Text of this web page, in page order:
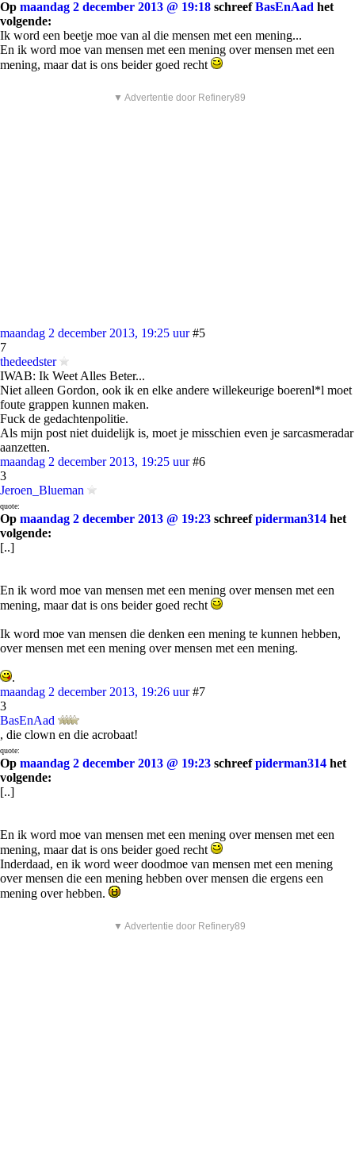
Op maandag 2 december 2013 @ 19:18 schreefBasEnAad het
volgende:
Ik word een beetje moe van al die mensen met een mening...
En ik word moe van mensen met een mening over mensen met een
mening, maar dat is ons beider goed recht
▼ Advertentie door Refinery89
maandag 2 december 2013, 19:25 uur #5
7
thedeedster
IWAB: Ik Weet Alles Beter...
Niet alleen Gordon, ook ik en elke andere willekeurige boerenl*l moet
foute grappen kunnen maken.
Fuck de gedachtenpolitie.
Als mijn post niet duidelijk is, moet je misschien even je sarcasmeradar
aanzetten.
maandag 2 december 2013, 19:25 uur #6
3
Jeroen_Blueman
quote:
Op maandag 2 december 2013 @ 19:23 schreefpiderman314 het
volgende:
[..]
En ik word moe van mensen met een mening over mensen met een
mening, maar dat is ons beider goed recht
Ik word moe van mensen die denken een mening te kunnen hebben,
over mensen met een mening over mensen met een mening.
.
maandag 2 december 2013, 19:26 uur #7
3
BasEnAad
, die clown en die acrobaat!
quote:
Op maandag 2 december 2013 @ 19:23 schreefpiderman314 het
volgende:
[..]
En ik word moe van mensen met een mening over mensen met een
mening, maar dat is ons beider goed recht
Inderdaad, en ik word weer doodmoe van mensen met een mening
over mensen die een mening hebben over mensen die ergens een
mening over hebben.
▼ Advertentie door Refinery89